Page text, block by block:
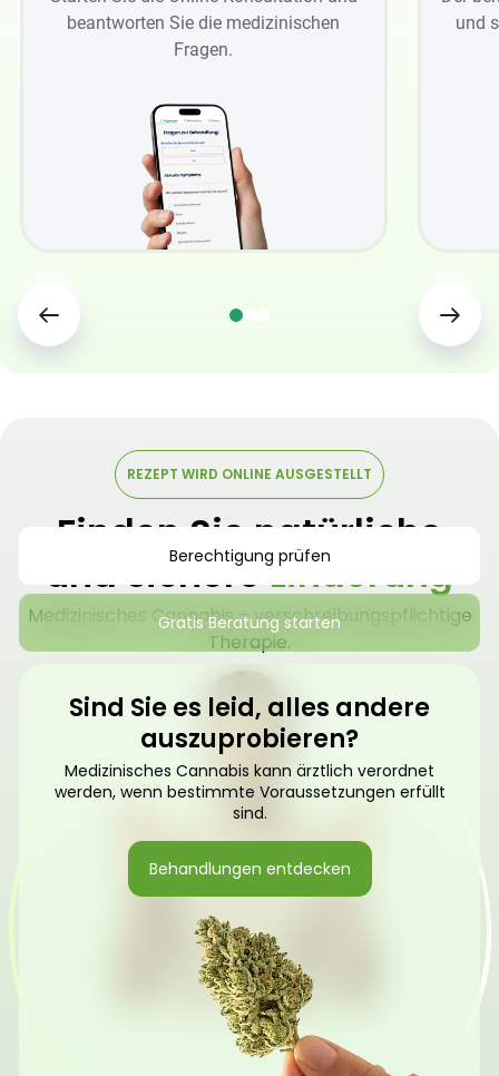
beantworten Sie die medizinischen
Fragen.
und
REZEPT WIRD ONLINE AUSGESTELLT
Finden Sie natürliche
und sichereLinderung
Medizinisches Cannabis – verschreibungspflichtige
Therapie.
Berechtigung prüfen
Gratis Beratung starten
Sind Sie es leid, alles andere
auszuprobieren?
Medizinisches Cannabis kann ärztlich verordnet
werden, wenn bestimmte Voraussetzungen erfüllt
sind.
Behandlungen entdecken